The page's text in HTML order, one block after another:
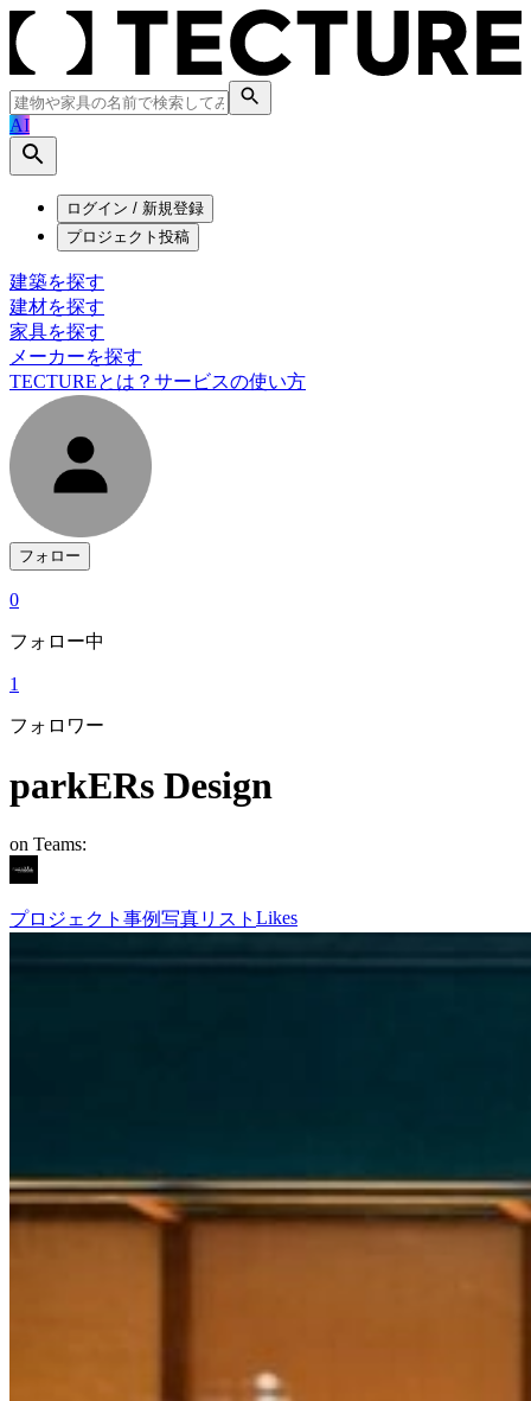
AI
ログイン / 新規登録
プロジェクト投稿
建築を探す
建材を探す
家具を探す
メーカーを探す
TECTUREとは？ サービスの使い方
フォロー
0
フォロー中
1
フォロワー
parkERs Design
on Teams:
プロジェクト 事例写真リスト Likes